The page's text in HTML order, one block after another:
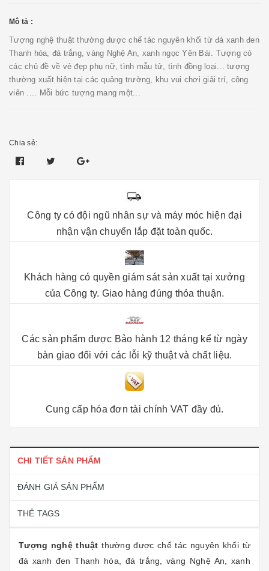
Mô tả :
Tượng nghệ thuật thường được chế tác nguyên khối từ đá xanh đen
Thanh hóa, đá trắng, vàng Nghệ An, xanh ngọc Yên Bái. Tượng có
các chủ đề về vẻ đẹp phụ nữ, tình mẫu tử, tình đồng loại... tượng
thường xuất hiện tại các quảng trường, khu vui chơi giải trí, công
viên .... Mỗi bức tượng mang một...
Chia sẻ:
Công ty có đội ngũ nhân sự và máy móc hiện đại
nhận vận chuyển lắp đặt toàn quốc.
Khách hàng có quyền giám sát sản xuất tại xưởng
của Công ty. Giao hàng đúng thỏa thuận.
Các sản phẩm được Bảo hành 12 tháng kể từ ngày
bàn giao đối với các lỗi kỹ thuật và chất liệu.
Cung cấp hóa đơn tài chính VAT đầy đủ.
CHI TIẾT SẢN PHẨM
ĐÁNH GIÁ SẢN PHẨM
THẺ TAGS
Tượng nghệ thuật thường được chế tác nguyên khối từ
đá xanh đen Thanh hóa, đá trắng, vàng Nghệ An, xanh